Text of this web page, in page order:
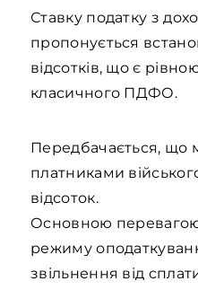
Ставку податку з
пропонується
відсотків, що є
класичного ПДФО.
Передбачається, що
платниками
відсоток.
Основною
режиму
звільнення від